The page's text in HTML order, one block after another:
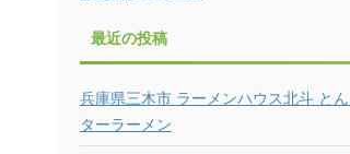
最近の投稿
兵庫県三木市 ラーメンハウス北斗 と
ターラーメン